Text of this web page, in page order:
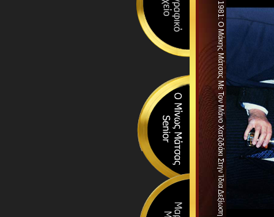
1981: Ο Μάκης Μάτσας Με Τον Μάνο Χατζιδάκι Στην Ίδια Δεξίωση